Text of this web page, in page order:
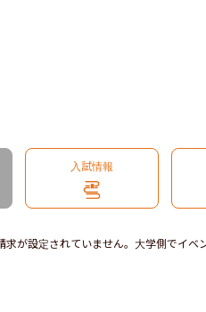
入試情報
が設定されていません。大学側でイベ